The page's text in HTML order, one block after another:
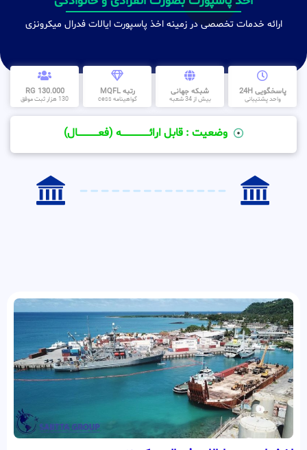
ارائه خدمات تخصصی در زمینه اخذ پاسپورت ایالات فدرال میکرونزی
پاسخگویی 24H
واحد پشتیبانی
شبکه جهانی
بیش از 34 شعبه
رتبه MQFL
گواهینامه cess
130.000 RG
130 هزار ثبت موفق
وضعیت : قابل ارائــــــــــــــــــــه (فعـــــــــــــــال)